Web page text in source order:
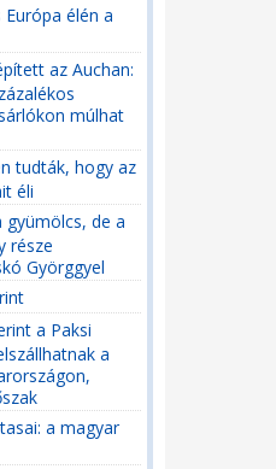
élén a
az Auchan:
múlhat
tudták, hogy az
éli
gyümölcs, de a
része
Györggyel
a Paksi
a
a magyar